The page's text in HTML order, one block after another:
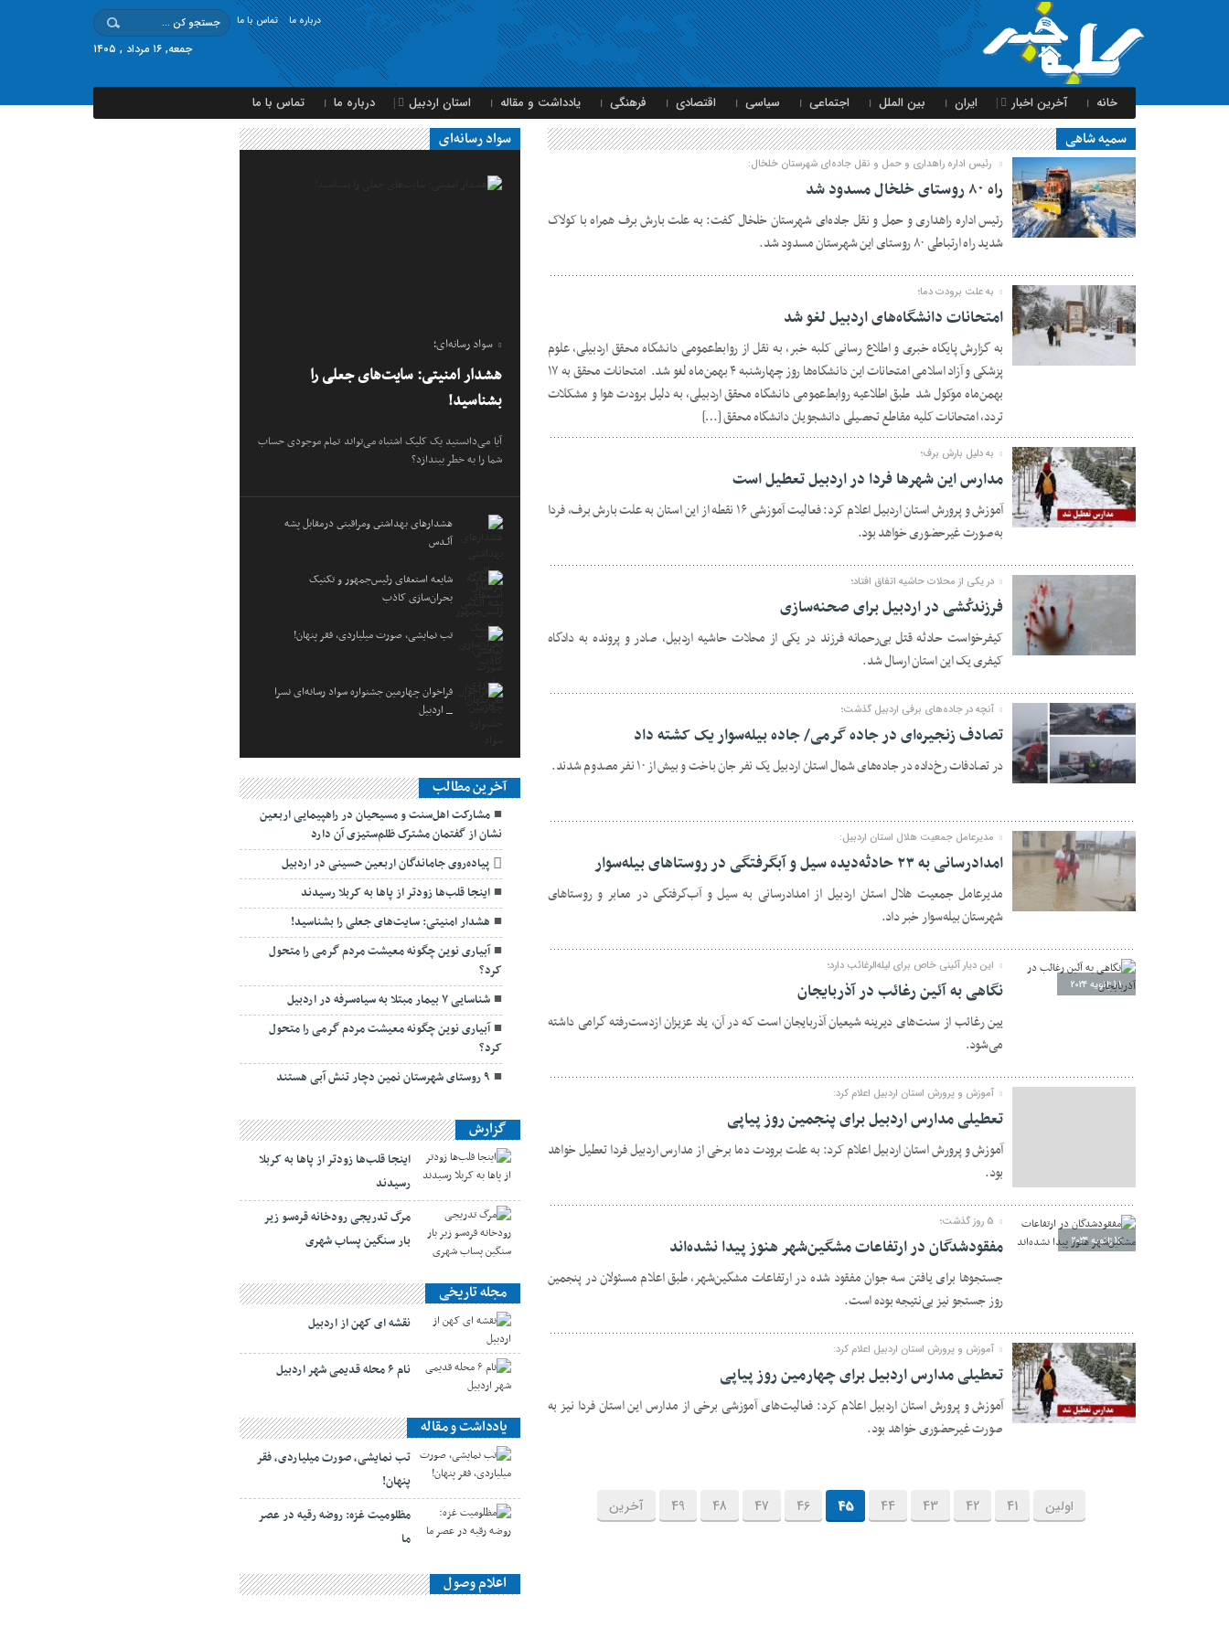
تماس با ما درباره ما
جمعه, ۱۶ مرداد , ۱۴۰۵
خانه آخرین اخبار ایران بین الملل اجتماعی سیاسی اقتصادی فرهنگی یادداشت و مقاله استان اردبیل درباره ما تماس با ما
سمیه شاهی
24 ژانویه 2024
رئیس اداره راهداری و حمل و نقل جاده‌ای شهرستان خلخال:
راه ۸۰ روستای خلخال مسدود شد
رئیس اداره راهداری و حمل و نقل جاده‌ای شهرستان خلخال گفت: به علت بارش برف همراه با کولاک
شدید راه ارتباطی ۸۰ روستای این شهرستان مسدود شد.
به علت برودت دما؛
امتحانات دانشگاه‌های اردبیل لغو شد
به گزارش پایگاه خبری و اطلاع رسانی کلبه خبر، به نقل از روابط‌عمومی دانشگاه محقق اردبیلی، علوم
پزشکی و آزاد اسلامی امتحانات این دانشگاه‌ها روز چهارشنبه ۴ بهمن‌ماه لغو شد. امتحانات محقق به ۱۷
بهمن‌ماه موکول شد طبق اطلاعیه روابط‌عمومی دانشگاه محقق اردبیلی، به دلیل برودت هوا و مشکلات
تردد، امتحانات کلیه مقاطع تحصیلی دانشجویان دانشگاه محقق […]
23 ژانویه 2024
به دلیل بارش برف؛
مدارس این شهرها فردا در اردبیل تعطیل است
آموزش و پرورش استان اردبیل اعلام کرد: فعالیت آموزشی ۱۶ نقطه از این استان به علت بارش برف، فردا
به‌صورت غیرحضوری خواهد بود.
در یکی از محلات حاشیه اتفاق افتاد؛
فرزندکُشی در اردبیل برای صحنه‌سازی
کیفرخواست حادثه قتل بی‌رحمانه فرزند در یکی از محلات حاشیه اردبیل، صادر و پرونده به دادگاه
کیفری یک این استان ارسال شد.
19 ژانویه 2024
آنچه در جاده‌های برفی اردبیل گذشت؛
تصادف زنجیره‌ای در جاده گرمی/ جاده بیله‌سوار یک کشته داد
در تصادفات رخ‌داده در جاده‌های شمال استان اردبیل یک نفر جان باخت و بیش از ۱۰ نفر مصدوم شدند.
19 ژانویه 2024
مدیرعامل جمعیت هلال استان اردبیل:
امدادرسانی به ۲۳ حادثه‌دیده سیل و آبگرفتگی در روستاهای بیله‌سوار
مدیرعامل جمعیت هلال استان اردبیل از امدادرسانی به سیل و آب‌گرفتگی در معابر و روستاهای
شهرستان بیله‌سوار خبر داد.
18 ژانویه 2024
این دیار آئینی خاص برای لیله‌الرغائب دارد؛
نگاهی به آئین رغائب در آذربایجان
یین رغائب از سنت‌های دیرینه شیعیان آذربایجان است که در آن، یاد عزیزان ازدست‌رفته گرامی داشته
می‌شود.
آموزش و پرورش استان اردبیل اعلام کرد:
تعطیلی مدارس اردبیل برای پنجمین روز پیاپی
آموزش و پرورش استان اردبیل اعلام کرد: به علت برودت دما برخی از مدارس اردبیل فردا تعطیل خواهد
بود.
16 ژانویه 2024 مفقودشدگان در ارتفاعات مشگین‌شهر هنوز پیدا نشده‌اند
جستجوها برای یافتن سه جوان مفقود شده در ارتفاعات مشگین‌شهر، طبق اعلام مسئولان در پنجمین
روز جستجو نیز بی‌نتیجه بوده است.
16 ژانویه 2024
آموزش و پرورش استان اردبیل اعلام کرد:
تعطیلی مدارس اردبیل برای چهارمین روز پیاپی
آموزش و پرورش استان اردبیل اعلام کرد: فعالیت‌های آموزشی برخی از مدارس این استان فردا نیز به
صورت غیرحضوری خواهد بود.
اولین 41
42
43
44
45
46
47
48
49 آخرین
سواد رسانه‌ای
سواد رسانه‌ای؛
هشدار امنیتی: سایت‌های جعلی را
بشناسید!
آیا می‌دانستید یک کلیک اشتباه می‌تواند تمام موجودی حساب
شما را به خطر بیندازد؟
هشدارهاى بهداشتى ومراقبتى درمقابل پشه
آئـدس
شایعه استعفای رئیس‌جمهور و تکنیک
بحران‌سازی کاذب
تب نمایشی، صورت میلیاردی، فقر پنهان!
فراخوان چهارمین جشنواره سواد رسانه‌ای نسرا
_ اردبیل
آخرین مطالب
مشارکت اهل‌سنت و مسیحیان در راهپیمایی اربعین
نشان از گفتمان مشترک ظلم‌ستیزی آن دارد
پیاده‌روی جاماندگان اربعین حسینی در اردبیل
اینجا قلب‌ها زودتر از پاها به کربلا رسیدند
هشدار امنیتی: سایت‌های جعلی را بشناسید!
آبیاری نوین چگونه معیشت مردم گرمی را متحول
کرد؟
شناسایی ۷ بیمار مبتلا به سیاه‌سرفه در اردبیل
آبیاری نوین چگونه معیشت مردم گرمی را متحول
کرد؟
۹ روستای شهرستان نمین دچار تنش آبی هستند
گزارش
اینجا قلب‌ها زودتر از پاها به کربلا
رسیدند
مرگ تدریجی رودخانه قره‌سو زیر
بار سنگین پساب شهری
مجله تاریخی
نقشه ای کهن از اردبیل
نام ۶ محله قدیمی شهر اردبیل
یادداشت و مقاله
تب نمایشی، صورت میلیاردی، فقر
پنهان!
مظلومیت غزه: روضه رقیه در عصر
ما
اعلام وصول